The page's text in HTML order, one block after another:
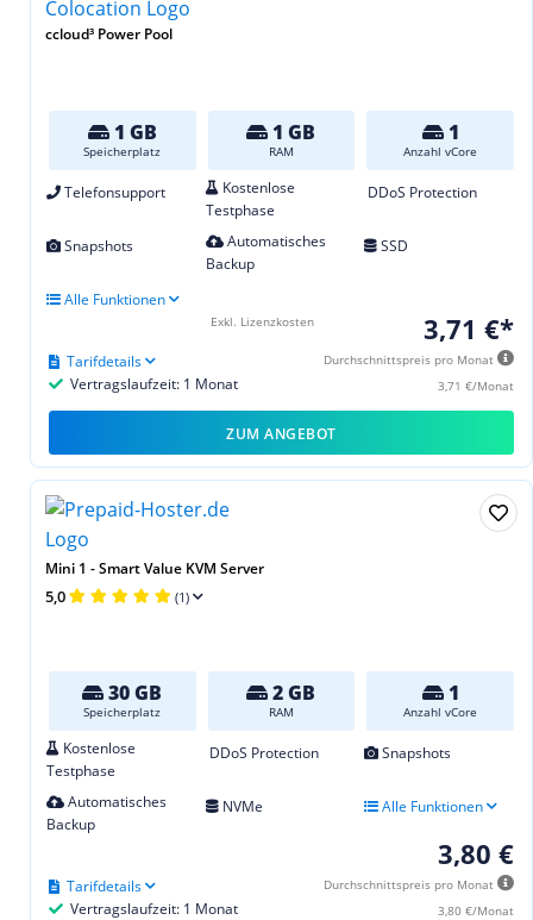
ccloud³ Power Pool
1 GB
Speicherplatz
1 GB
RAM
1
Anzahl vCore
Telefonsupport
Kostenlose
Testphase
DDoS Protection
Snapshots
Automatisches
Backup
SSD
Alle Funktionen
3,71 €*
Durchschnittspreis pro Monat
3,71 €/Monat
Vertragslaufzeit: 1 Monat
Tarifdetails
Exkl. Lizenzkosten
ZUM ANGEBOT
Mini 1 - Smart Value KVM Server
5,0 (1)
30 GB
Speicherplatz
2 GB
RAM
1
Anzahl vCore
Kostenlose
Testphase
DDoS Protection Snapshots
Automatisches
Backup
NVMe Alle Funktionen
3,80 €
Durchschnittspreis pro Monat
3,80 €/Monat
Vertragslaufzeit: 1 Monat
Tarifdetails